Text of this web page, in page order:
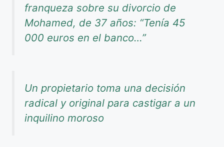
franqueza sobre su divorcio de
Mohamed, de 37 años: “Tenía 45
000 euros en el banco…”
Un propietario toma una decisión
radical y original para castigar a un
inquilino moroso